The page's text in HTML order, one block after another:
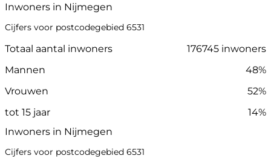
Inwoners in Nijmegen
Cijfers voor postcodegebied 6531
Totaal aantal inwoners
176745 inwoners
Mannen
48%
Vrouwen
52%
tot 15 jaar
14%
Inwoners in Nijmegen
Cijfers voor postcodegebied 6531